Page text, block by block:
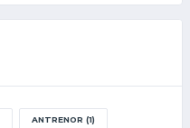
ANTRENOR (1)